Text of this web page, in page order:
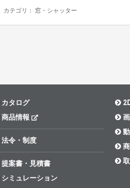
カテゴリ： 窓・シャッター
カタログ
商品情報
法令・制度
提案書・見積書
シミュレーション